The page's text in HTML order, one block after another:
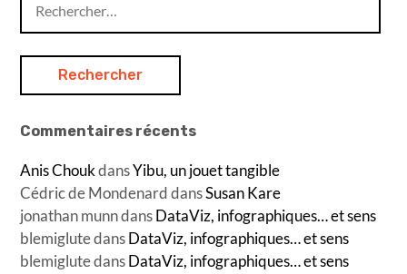
Commentaires récents
Anis ChoukdansYibu, un jouet tangible
Cédric de MondenarddansSusan Kare
jonathan munndansDataViz, infographiques… et sens
blemiglutedansDataViz, infographiques… et sens
blemiglutedansDataViz, infographiques… et sens